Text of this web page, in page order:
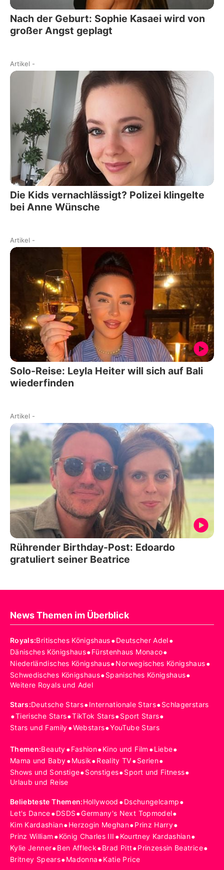
Nach der Geburt: Sophie Kasaei wird von
großer Angst geplagt
Artikel -
Die Kids vernachlässigt? Polizei klingelte
bei Anne Wünsche
Artikel -
Solo-Reise: Leyla Heiter will sich auf Bali
wiederfinden
Artikel -
Rührender Birthday-Post: Edoardo
gratuliert seiner Beatrice
News Themen im Überblick
Royals:Britisches Königshaus•Deutscher Adel•
Dänisches Königshaus•Fürstenhaus Monaco•
Niederländisches Königshaus•Norwegisches Königshaus•
Schwedisches Königshaus•Spanisches Königshaus•
Weitere Royals und Adel
Stars:Deutsche Stars•Internationale Stars•Schlagerstars
•Tierische Stars•TikTok Stars•Sport Stars•
Stars und Family•Webstars•YouTube Stars
Themen:Beauty•Fashion•Kino und Film •Liebe•
Mama und Baby•Musik•Reality TV•Serien•
Shows und Sonstige•Sonstiges•Sport und Fitness•
Urlaub und Reise
Beliebteste Themen:Hollywood •Dschungelcamp•
Let's Dance•DSDS•Germany's Next Topmodel•
Kim Kardashian•Herzogin Meghan•Prinz Harry•
Prinz William •König Charles III •Kourtney Kardashian•
Kylie Jenner•Ben Affleck•Brad Pitt•Prinzessin Beatrice•
Britney Spears•Madonna•Katie Price